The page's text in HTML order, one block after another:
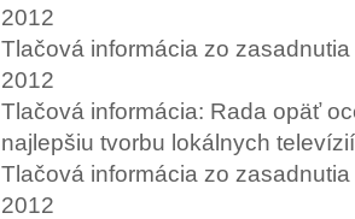
2012
Tlačová informácia zo
2012
Tlačová informácia: Rada opäť
najlepšiu tvorbu lokálnych
Tlačová informácia zo
2012